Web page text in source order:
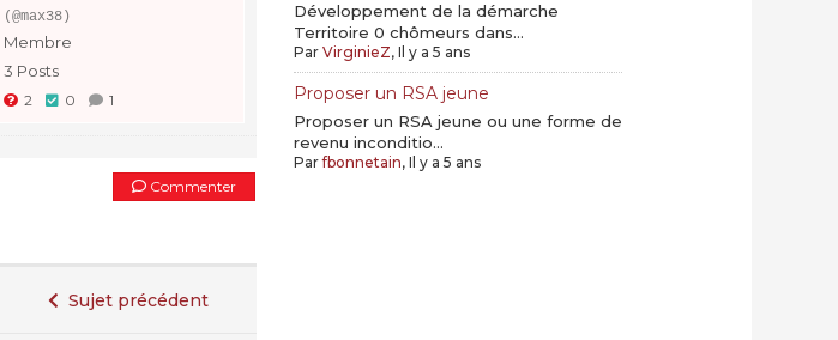
(@max38)
Membre
3 Posts
2 0 1
Commenter
Sujet précédent
Développement de la démarche
Territoire 0 chômeurs dans...
ParVirginieZ, Il y a 5 ans
Proposer un RSA jeune
Proposer un RSA jeune ou une forme de
revenu inconditio...
Parfbonnetain, Il y a 5 ans